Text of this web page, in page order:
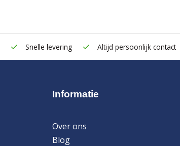
Snelle levering Altijd persoonlijk contact
Informatie
Over ons
Blog